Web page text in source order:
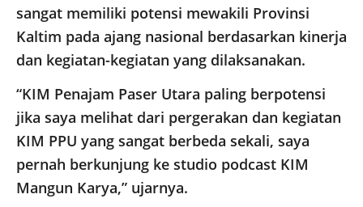
sangat memiliki potensi mewakili Provinsi
Kaltim pada ajang nasional berdasarkan kinerja
dan kegiatan-kegiatan yang dilaksanakan.
“KIM Penajam Paser Utara paling berpotensi
jika saya melihat dari pergerakan dan kegiatan
KIM PPU yang sangat berbeda sekali, saya
pernah berkunjung ke studio podcast KIM
Mangun Karya,” ujarnya.